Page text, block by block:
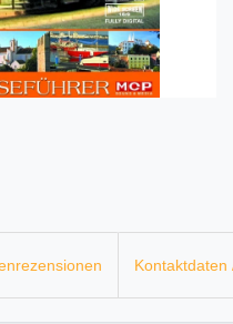
Kontaktdaten